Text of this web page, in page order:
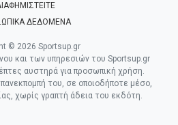
ΔΕΔΟΜΕΝΑ
© 2026 Sportsup.gr
και των υπηρεσιών του Sportsup.gr
αυστηρά για προσωπική χρήση.
του, σε οποιοδήποτε μέσο,
χωρίς γραπτή άδεια του εκδότη.